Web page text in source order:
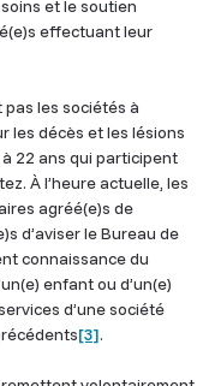
et le soutien
effectuant leur
les sociétés à
les décès et les lésions
22 ans qui participent
À l’heure actuelle, les
agréé(e)s de
d’aviser le Bureau de
connaissance du
enfant ou d’un(e)
d’une société
[3].